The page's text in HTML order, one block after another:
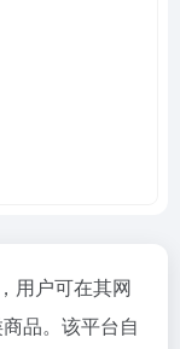
用户可在其网
品。该平台自